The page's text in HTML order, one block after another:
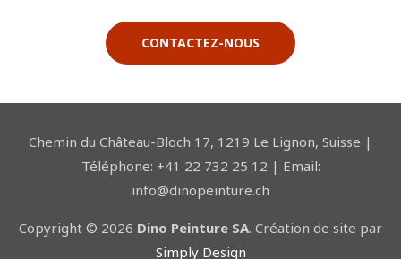
CONTACTEZ-NOUS
Chemin du Château-Bloch 17, 1219 Le Lignon, Suisse |
Téléphone: +41 22 732 25 12 | Email:
info@dinopeinture.ch
Copyright © 2026 Dino Peinture SA. Création de site par
Simply Design